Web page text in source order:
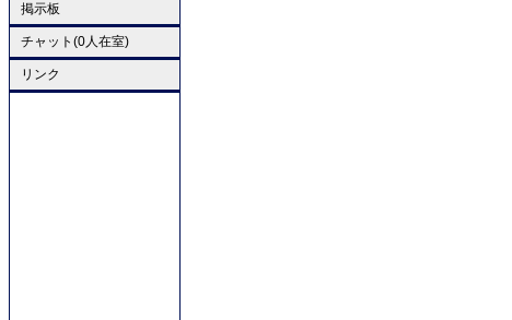
掲示板
チャット(0人在室)
リンク